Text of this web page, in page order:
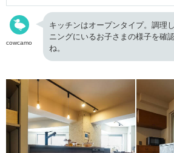
cowcamo
キッチンはオープンタイプ。調理
ニングにいるお子さまの様子を確
ね。